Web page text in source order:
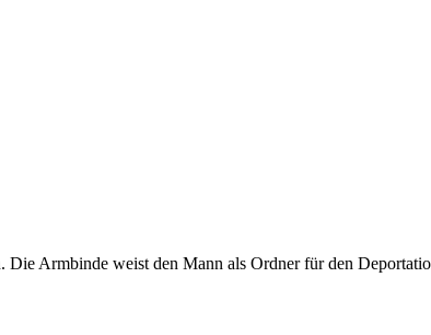
Armbinde weist den Mann als Ordner für den